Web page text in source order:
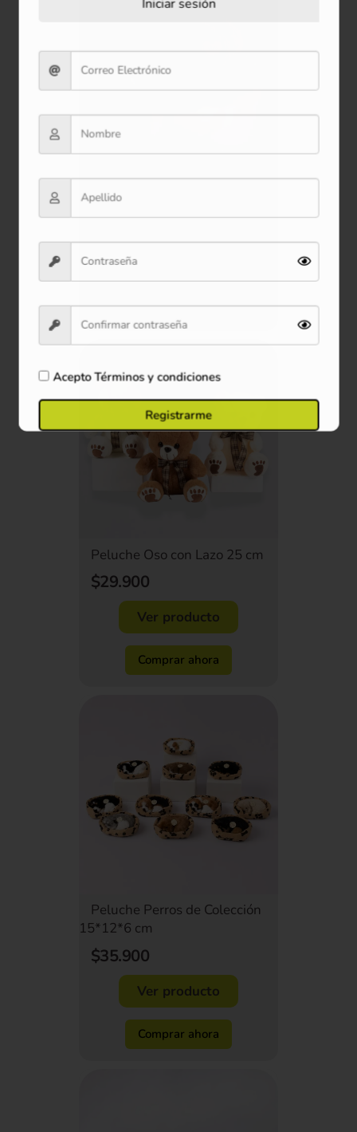
Peluche Tortuga Calabaza
40cm
Comprar ahora
Peluche Oso con Lazo 25 cm
$29.900
Ver producto
Comprar ahora
Peluche Perros de Colección
15*12*6 cm
$35.900
Ver producto
Comprar ahora
AceptoTérminos y condiciones
Registrarme